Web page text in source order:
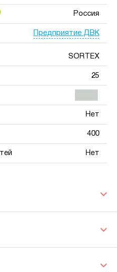
Россия
Предприятие ДВК
SORTEX
25
Нет
400
Нет